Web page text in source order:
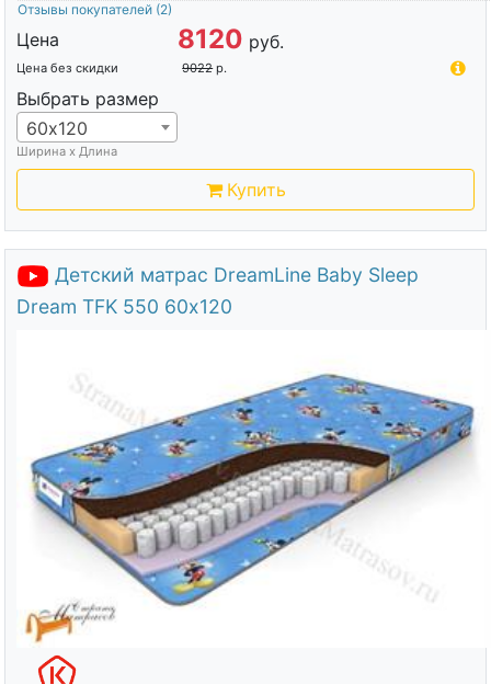
Отзывы покупателей (2)
Цена 8120 руб.
Цена без скидки 9022 р.
Выбрать размер
60х120
Ширина х Длина
Купить
Детский матрас DreamLine Baby Sleep
Dream TFK 550 60х120